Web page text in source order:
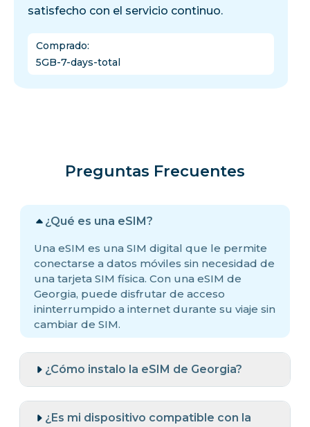
satisfecho con el servicio continuo.
Comprado:
5GB-7-days-total
Preguntas Frecuentes
¿Qué es una eSIM?
Una eSIM es una SIM digital que le permite
conectarse a datos móviles sin necesidad de
una tarjeta SIM física. Con una eSIM de
Georgia, puede disfrutar de acceso
ininterrumpido a internet durante su viaje sin
cambiar de SIM.
¿Cómo instalo la eSIM de Georgia?
¿Es mi dispositivo compatible con la